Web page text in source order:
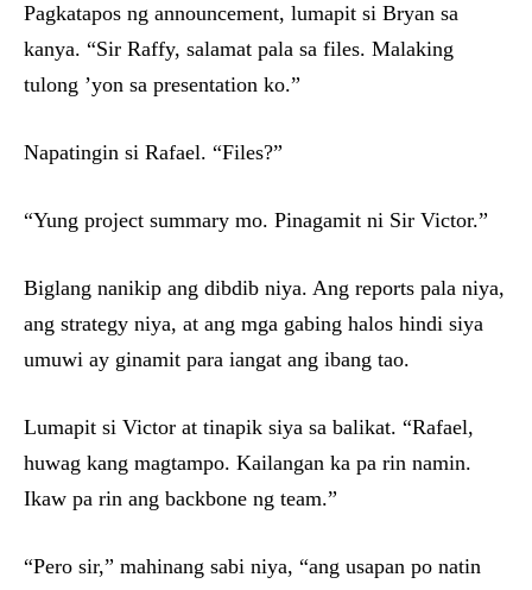
Pagkatapos ng announcement, lumapit si Bryan sa
kanya. “Sir Raffy, salamat pala sa files. Malaking
tulong ’yon sa presentation ko.”
Napatingin si Rafael. “Files?”
“Yung project summary mo. Pinagamit ni Sir Victor.”
Biglang nanikip ang dibdib niya. Ang reports pala niya,
ang strategy niya, at ang mga gabing halos hindi siya
umuwi ay ginamit para iangat ang ibang tao.
Lumapit si Victor at tinapik siya sa balikat. “Rafael,
huwag kang magtampo. Kailangan ka pa rin namin.
Ikaw pa rin ang backbone ng team.”
“Pero sir,” mahinang sabi niya, “ang usapan po natin